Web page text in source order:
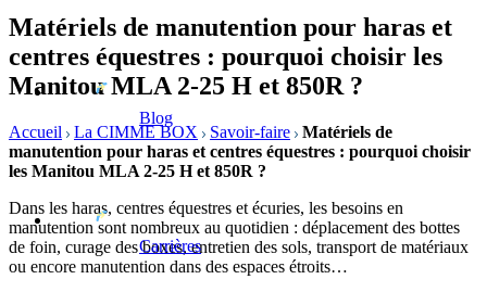
Blog
Carrières
Matériels de manutention pour haras et
centres équestres : pourquoi choisir les
Manitou MLA 2-25 H et 850R ?
Accueil La CIMME BOX Savoir-faire
Matériels de
manutention pour haras et centres équestres : pourquoi choisir
les Manitou MLA 2-25 H et 850R ?
Dans les haras, centres équestres et écuries, les besoins en
manutention sont nombreux au quotidien : déplacement des bottes
de foin, curage des boxes, entretien des sols, transport de matériaux
ou encore manutention dans des espaces étroits…